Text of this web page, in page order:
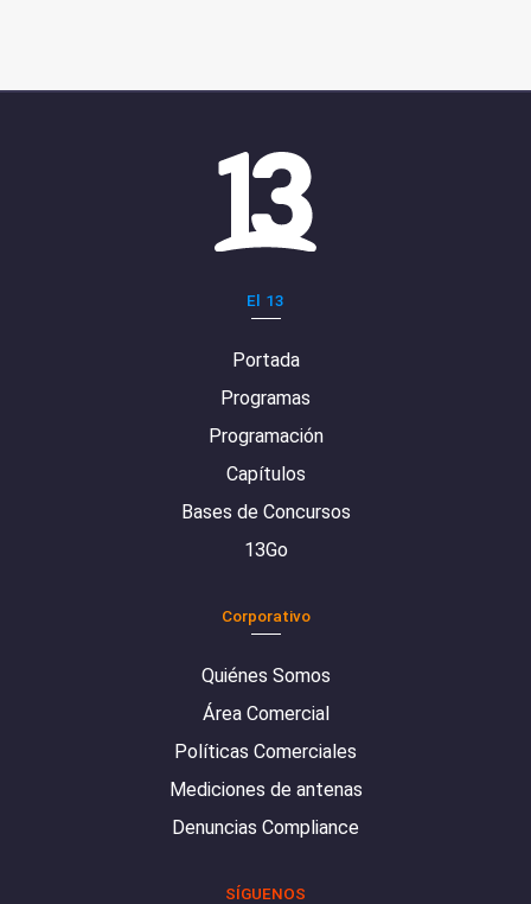
El 13
Portada
Programas
Programación
Capítulos
Bases de Concursos
13Go
Corporativo
Quiénes Somos
Área Comercial
Políticas Comerciales
Mediciones de antenas
Denuncias Compliance
SÍGUENOS